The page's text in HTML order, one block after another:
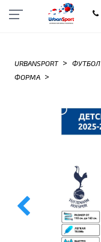
URBANSPORT > ФУТБОЛ
ФОРМА >